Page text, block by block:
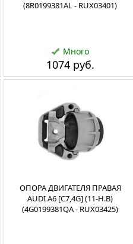
(8R0199381AL - RUX03401)
Много
1074 руб.
ОПОРА ДВИГАТЕЛЯ ПРАВАЯ
AUDI A6 [C7,4G] (11-Н.В)
(4G0199381QA - RUX03425)